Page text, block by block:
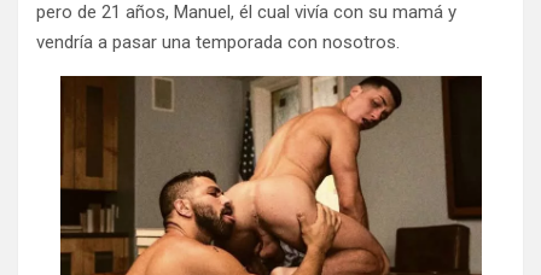
pero de 21 años, Manuel, él cual vivía con su mamá y
vendría a pasar una temporada con nosotros.